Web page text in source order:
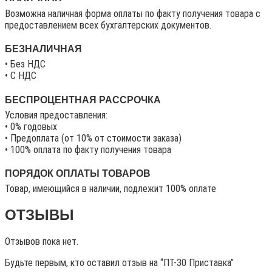
Возможна наличная форма оплаты по факту получения товара с
предоставлением всех бухгалтерских документов.
БЕЗНАЛИЧНАЯ
• Без НДС
• C НДС
БЕСПРОЦЕНТНАЯ РАССРОЧКА
Условия предоставления:
• 0% годовых
• Предоплата (от 10% от стоимости заказа)
• 100% оплата по факту получения товара
ПОРЯДОК ОПЛАТЫ ТОВАРОВ
Товар, имеющийся в наличии, подлежит 100% оплате
ОТЗЫВЫ
Отзывов пока нет.
Будьте первым, кто оставил отзыв на “ПТ-30 Приставка”